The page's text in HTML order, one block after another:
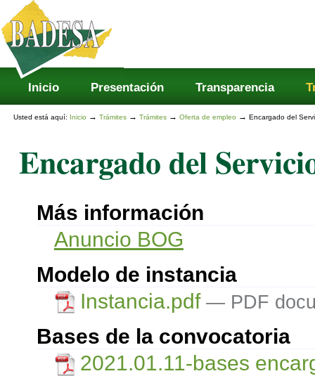
Cambiar
contenido.
Saltar
navegación
Secciones
Inicio Presentación Transparencia
Usted está aquí: Inicio →Trámites →Trámites →Oferta de empleo →Encargado del
Encargado del
Más información
Anuncio BOG
Modelo de instancia
Instancia.pdf — PDF
Bases de la convocatoria
2021.01.11-bases